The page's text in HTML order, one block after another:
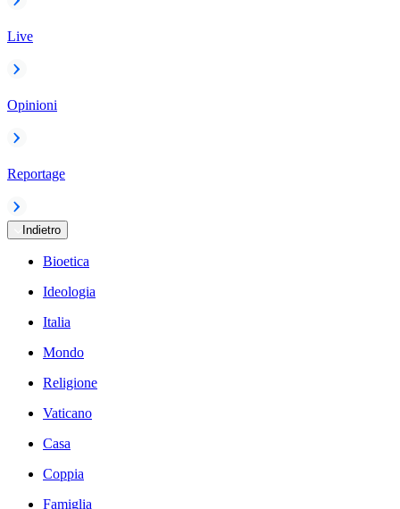
Live
Opinioni
Reportage
Indietro
Bioetica
Ideologia
Italia
Mondo
Religione
Vaticano
Casa
Coppia
Famiglia